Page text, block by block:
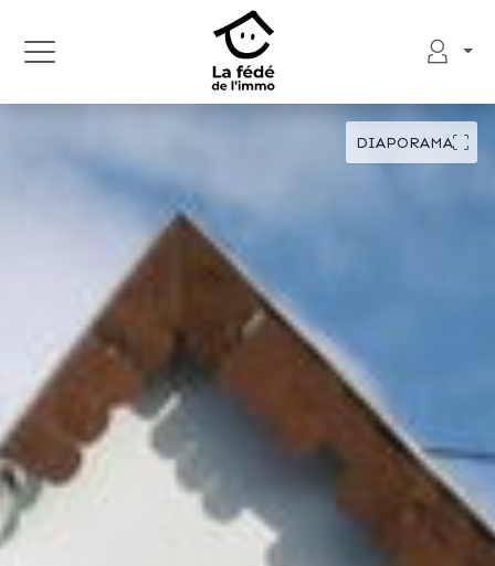
DIAPORAMA